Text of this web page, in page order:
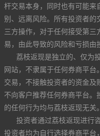
杆交易本身，同时也有可能
别、远离风险。所有投资者
三方操作，对于任何接受第
易，由此导致的风险和亏损由
荔枝返现是独立的、仅为
网站，不隶属于任何券商平
交易，不接触投资者的资金及
不向客户推荐任何券商平台
的任何行为均与荔枝返现无关。
投资者通过荔枝返现进行
投资者均为自行选择券商平台